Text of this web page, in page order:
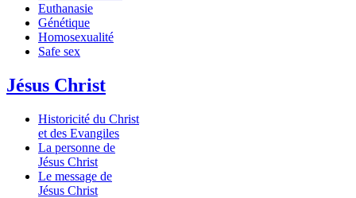
Euthanasie
Génétique
Homosexualité
Safe sex
Jésus Christ
Historicité du Christ
et des Evangiles
La personne de
Jésus Christ
Le message de
Jésus Christ